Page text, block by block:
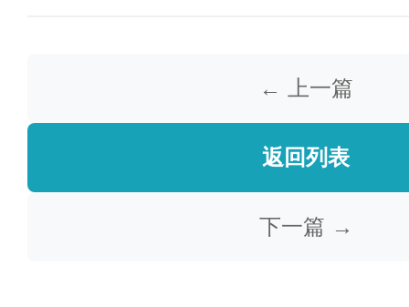
← 上一篇
返回列表
下一篇 →